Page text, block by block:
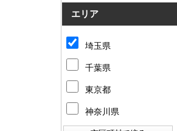
エリア
埼玉県
千葉県
東京都
神奈川県